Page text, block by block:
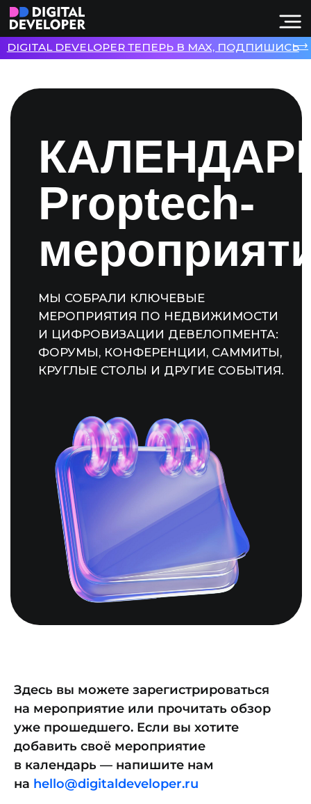
МЫ СОБРАЛИ КЛЮЧЕВЫЕ
И ЦИФРОВИЗАЦИИ ДЕВЕЛОПМЕНТА:
ФОРУМЫ, КОНФЕРЕНЦИИ, САММИТЫ,
КРУГЛЫЕ СТОЛЫ И ДРУГИЕ СОБЫТИЯ.
Proptech-
мероприятий
Здесь вы можете зарегистрироваться
на мероприятие или прочитать обзор
уже прошедшего. Если вы хотите
добавить своё мероприятие
в календарь — напишите нам
на hello@digitaldeveloper.ru